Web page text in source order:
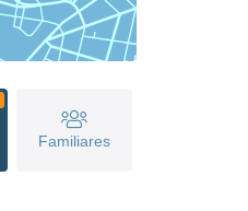
Familiares